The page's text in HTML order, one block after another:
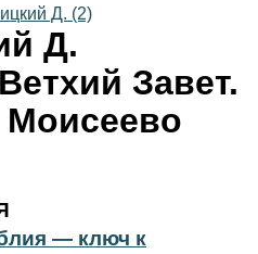
Д. (2)
Д.
Завет.
Моисеево
— ключ к